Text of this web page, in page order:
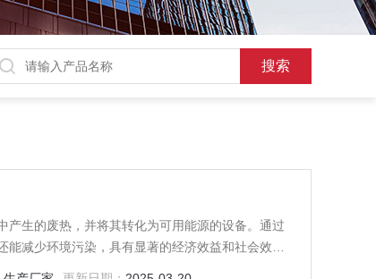
生的废热，并将其转化为可用能源的设备。通过
能减少环境污染，具有显著的经济效益和社会效